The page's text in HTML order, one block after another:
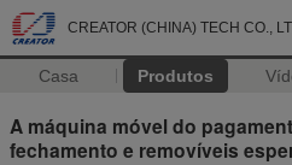
CREATOR (CHINA) TECH CO.,
Casa Produtos
A máquina móvel do
fechamento e removíveis